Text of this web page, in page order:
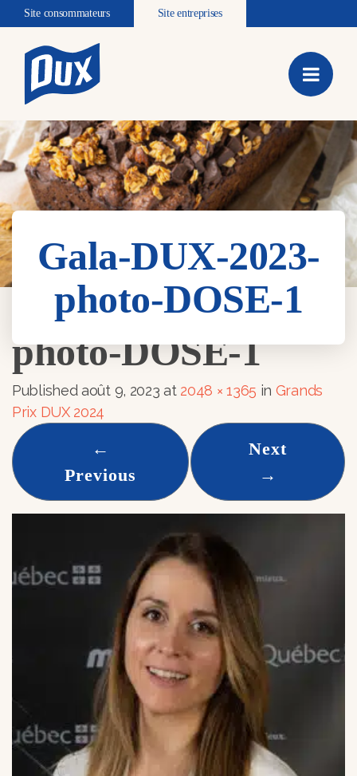
Site consommateurs Site entreprises
Gala-DUX-2023-
photo-DOSE-1
Gala-DUX-2023-
photo-DOSE-1
Publishedaoût 9, 2023 at 2048 × 1365 in Grands
Prix DUX 2024
←
Previous
Next
→